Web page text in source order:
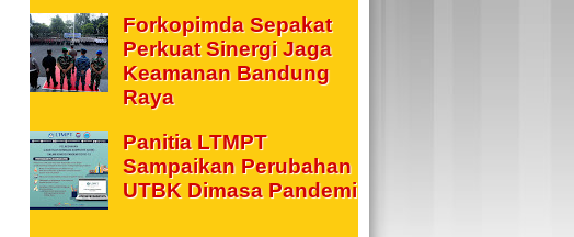
Forkopimda Sepakat
Perkuat Sinergi Jaga
Keamanan Bandung
Raya
Panitia LTMPT
Sampaikan Perubahan
UTBK Dimasa Pandemi